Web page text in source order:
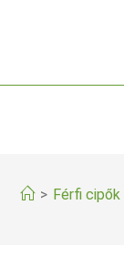
> Férfi cipők